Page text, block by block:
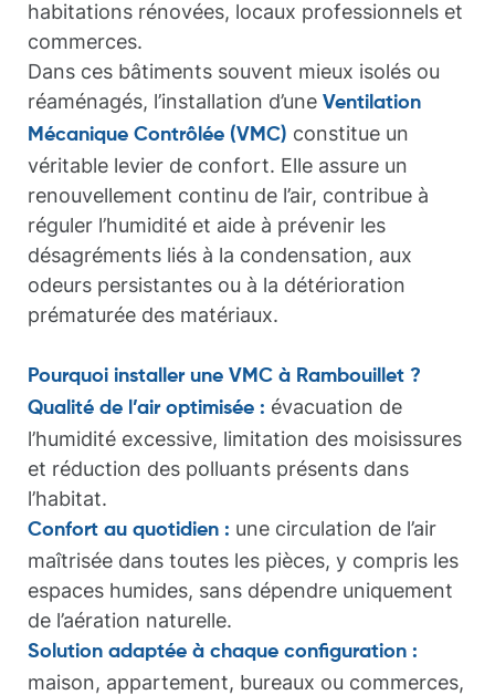
habitations rénovées, locaux professionnels et
commerces.
Dans ces bâtiments souvent mieux isolés ou
réaménagés, l’installation d’une Ventilation
Mécanique Contrôlée (VMC) constitue un
véritable levier de confort. Elle assure un
renouvellement continu de l’air, contribue à
réguler l’humidité et aide à prévenir les
désagréments liés à la condensation, aux
odeurs persistantes ou à la détérioration
prématurée des matériaux.
Pourquoi installer une VMC à Rambouillet ?
Qualité de l’air optimisée : évacuation de
l’humidité excessive, limitation des moisissures
et réduction des polluants présents dans
l’habitat.
Confort au quotidien : une circulation de l’air
maîtrisée dans toutes les pièces, y compris les
espaces humides, sans dépendre uniquement
de l’aération naturelle.
Solution adaptée à chaque configuration :
maison, appartement, bureaux ou commerces,